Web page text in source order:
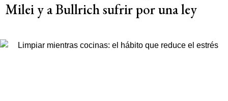
Milei y a Bullrich sufrir por una ley